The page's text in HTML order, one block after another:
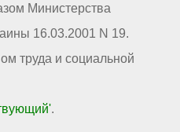
Министерства
16.03.2001 N 19.
труда и социальной
.